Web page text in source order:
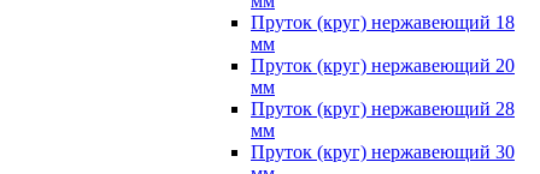
Пруток (круг) нержавеющий 18
мм
Пруток (круг) нержавеющий 20
мм
Пруток (круг) нержавеющий 28
мм
Пруток (круг) нержавеющий 30